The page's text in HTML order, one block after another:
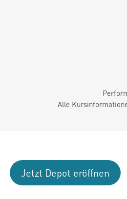
Alle
Jetzt Depot eröffnen